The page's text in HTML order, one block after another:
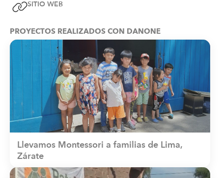
SITIO WEB
PROYECTOS REALIZADOS CON DANONE
Llevamos Montessori a familias de Lima,
Zárate